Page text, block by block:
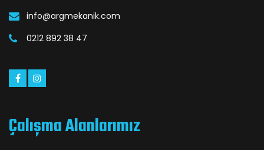
info@argmekanik.com
0212 892 38 47
Çalışma Alanlarımız